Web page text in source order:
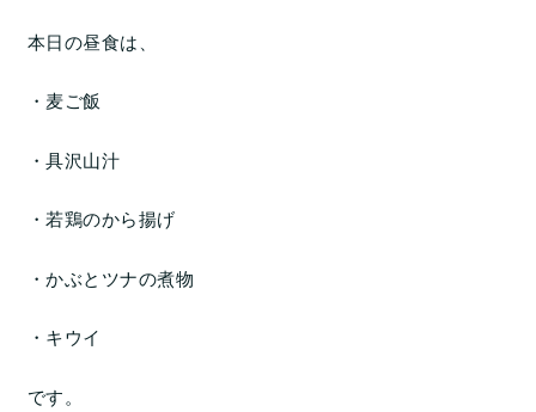
本日の昼食は、
・麦ご飯
・具沢山汁
・若鶏のから揚げ
・かぶとツナの煮物
・キウイ
です。